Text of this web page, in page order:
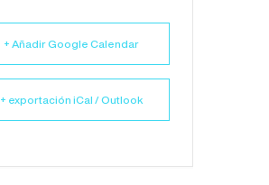
+ Añadir Google Calendar
+ exportación iCal / Outlook